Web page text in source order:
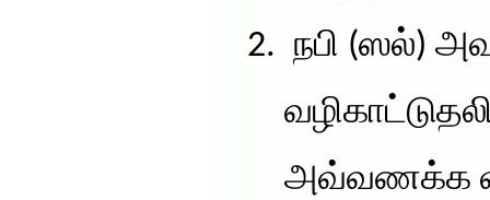
நபி (ஸல்)
அவ்வணக்க